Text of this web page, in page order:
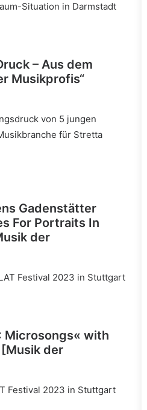
Situation in Darmstadt
– Aus dem
Musikprofis“
von 5 jungen
für Stretta
Gadenstätter
For Portraits In
der
Festival 2023 in Stuttgart
Microsongs« with
der
Festival 2023 in Stuttgart